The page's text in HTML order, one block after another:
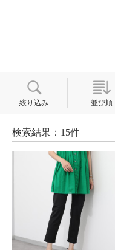
絞り込み 並び順
検索結果：15件